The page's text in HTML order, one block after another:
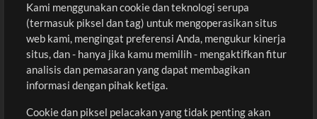
Pembelian
Beli Kredit
Konten Gratis
Permintaan Lagu
Lain-lain
Akun
Masuk
Daftar
Lihat Keranjang
Kami menggunakan cookie dan teknologi serupa
(termasuk piksel dan tag) untuk mengoperasikan situs
web kami, mengingat preferensi Anda, mengukur kinerja
situs, dan - hanya jika kamu memilih - mengaktifkan fitur
analisis dan pemasaran yang dapat membagikan
informasi dengan pihak ketiga.
Cookie dan piksel pelacakan yang tidak penting akan